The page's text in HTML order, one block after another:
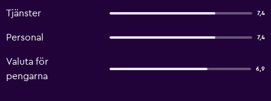
Tjänster 7,4
Personal 7,4
Valuta för
pengarna
6,9